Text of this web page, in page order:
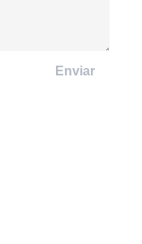
Enviar